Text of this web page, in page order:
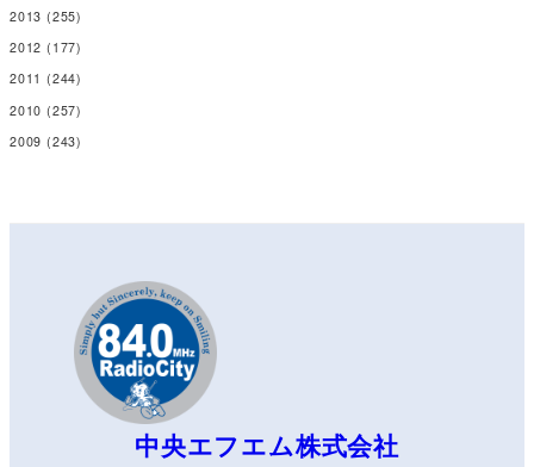
2013 (255)
2012 (177)
2011 (244)
2010 (257)
2009 (243)
中央エフエム株式会社